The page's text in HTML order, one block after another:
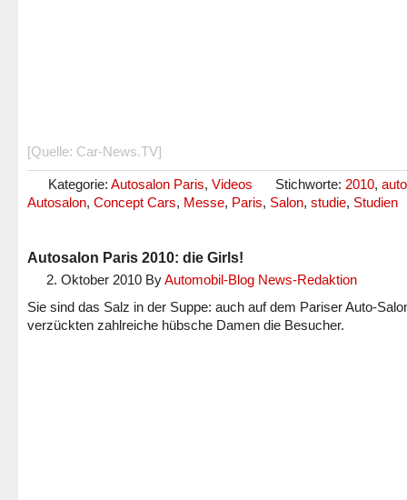
[Quelle: Car-News.TV]
Kategorie: Autosalon Paris, Videos Stichworte: 2010, auto
Autosalon, Concept Cars, Messe, Paris, Salon, studie, Studien
Autosalon Paris 2010: die Girls!
2. Oktober 2010 ByAutomobil-Blog News-Redaktion
Sie sind das Salz in der Suppe: auch auf dem Pariser Auto-
verzückten zahlreiche hübsche Damen die Besucher.